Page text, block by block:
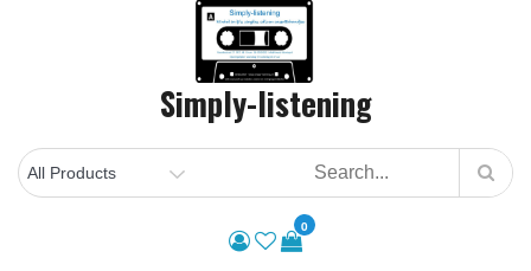
Simply-listening
0